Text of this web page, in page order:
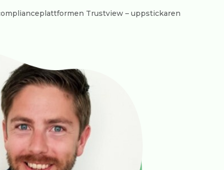
Trustview – uppstickaren